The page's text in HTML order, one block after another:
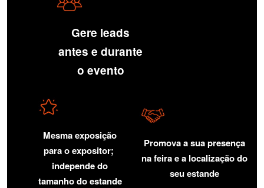
Gere leads
antes e durante
o evento
Mesma exposição
para o expositor;
independe do
tamanho do estande
Promova a sua presença
na feira e a localização do
seu estande